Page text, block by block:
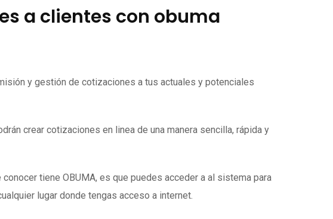
a clientes con obuma
y gestión de cotizaciones a tus actuales y potenciales
crear cotizaciones en linea de una manera sencilla, rápida y
tiene OBUMA, es que puedes acceder a al sistema para
lugar donde tengas acceso a internet.